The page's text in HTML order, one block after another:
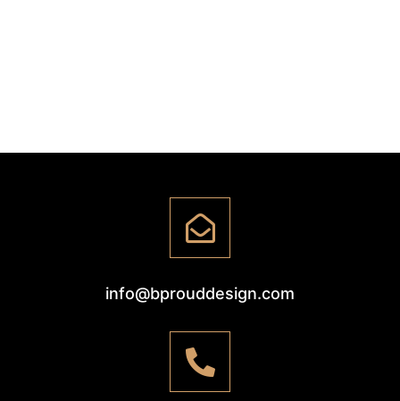
info@bprouddesign.com